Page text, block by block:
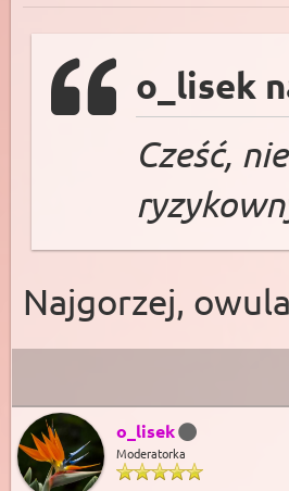
o_lisek
Cześć,
Najgorzej,
o_lisek
Moderatorka